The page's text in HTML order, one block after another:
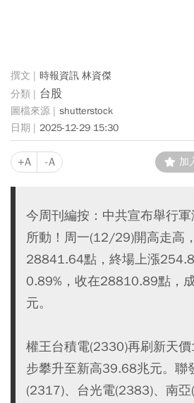
時報資訊 林資傑
台股
shutterstock
2025-12-29 15:30
+A -A 加
今周刊編按：中共宣布舉行
所動！周一(12/29)開高走高
28841.64點，終場上漲
0.89%，收在28810.89點，
元。
權王台積電(2330)再刷新天
步攀升至新高39.68兆元。聯
(2317)、台光電(2383)、南亞